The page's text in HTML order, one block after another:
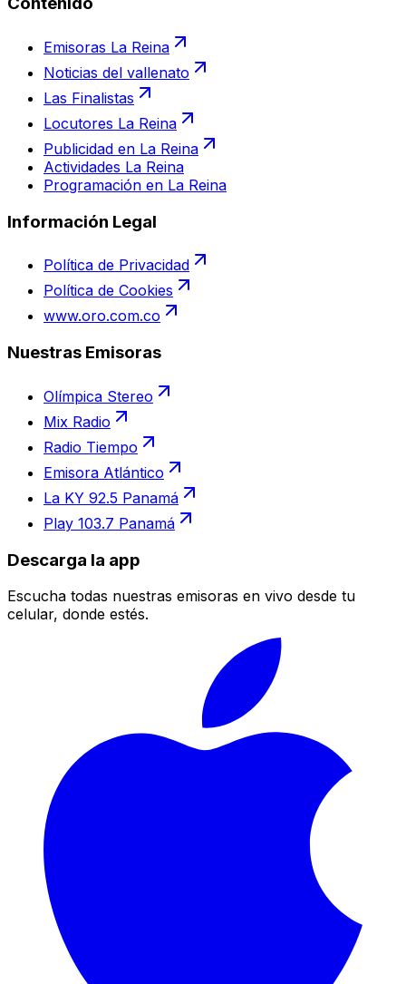
Emisoras La Reina
Noticias del vallenato
Las Finalistas
Locutores La Reina
Publicidad en La Reina
Actividades La Reina
Programación en La Reina
Información Legal
Política de Privacidad
Política de Cookies
www.oro.com.co
Nuestras Emisoras
Olímpica Stereo
Mix Radio
Radio Tiempo
Emisora Atlántico
La KY 92.5 Panamá
Play 103.7 Panamá
Descarga la app
Escucha todas nuestras emisoras en vivo desde tu
celular, donde estés.